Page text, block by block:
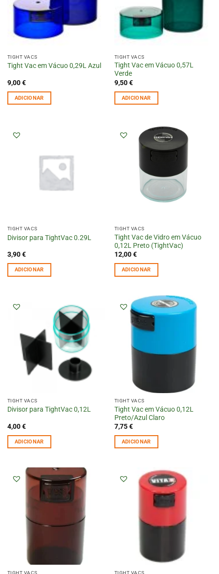
TIGHT VACS
Tight Vac em Vácuo 0,29L Azul
9,00€
ADICIONAR
TIGHT VACS
Tight Vac em Vácuo 0,57L
Verde
9,50€
ADICIONAR
TIGHT VACS
Divisor para TightVac 0.29L
3,90€
ADICIONAR
TIGHT VACS
Tight Vac de Vidro em Vácuo
0,12L Preto (TightVac)
12,00€
ADICIONAR
TIGHT VACS
Divisor para TightVac 0,12L
4,00€
ADICIONAR
TIGHT VACS
Tight Vac em Vácuo 0,12L
Preto/Azul Claro
7,75€
ADICIONAR
TIGHT VACS TIGHT VACS